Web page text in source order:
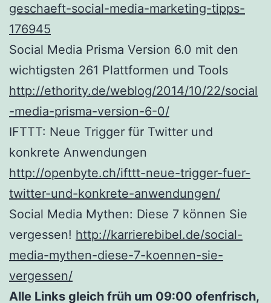
geschaeft-social-media-marketing-tipps-
176945
Social Media Prisma Version 6.0 mit den
wichtigsten 261 Plattformen und Tools
http://ethority.de/weblog/2014/10/22/social
-media-prisma-version-6-0/
IFTTT: Neue Trigger für Twitter und
konkrete Anwendungen
http://openbyte.ch/ifttt-neue-trigger-fuer-
twitter-und-konkrete-anwendungen/
Social Media Mythen: Diese 7 können Sie
vergessen! http://karrierebibel.de/social-
media-mythen-diese-7-koennen-sie-
vergessen/
Alle Links gleich früh um 09:00 ofenfrisch,